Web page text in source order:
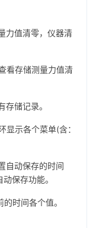
值清零，仪器清
存储测量力值清
储记录。
示各个菜单(含：
动保存的时间
保存功能。
时间各个值。